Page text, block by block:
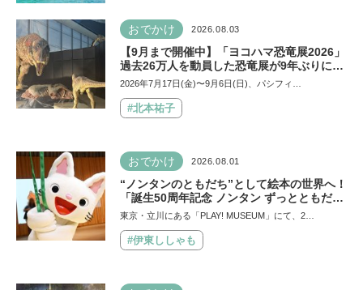
おでかけ 2026.08.03
【9月まで開催中】「ヨコハマ恐竜展2026」
過去26万人を動員した恐竜展が9年ぶりに復
活！ 夏休みのおでかけで楽しむポイントを
2026年7月17日(金)〜9月6日(日)、パシフィ…
#北本祐子
おでかけ 2026.08.01
“ノンタンのともだち”として絵本の世界へ！
「誕生50周年記念 ノンタン ずっとともだ
ち!!!」展が立川のPLAY! MUSEUMで開催中
東京・立川にある「PLAY! MUSEUM」にて、2…
#伊東ししゃも